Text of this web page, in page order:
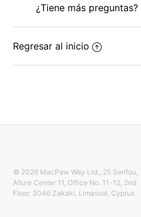
¿Tiene más preguntas?
Regresar al inicio
© 2026 MacPaw Way Ltd., 25 Serifou,
Allure Center 11, Office No. 11-12, 2nd
Floor, 3046 Zakaki, Limassol, Cyprus